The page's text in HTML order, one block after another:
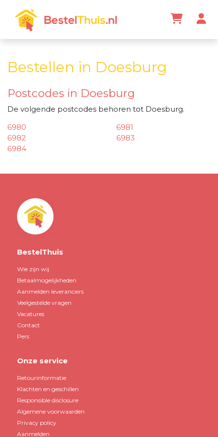
Bestellen in Doesburg
Postcodes in Doesburg
De volgende postcodes behoren tot Doesburg.
6980
6981
6982
6983
6984
BestelThuis
Wie zijn wij
Betaalmogelijkheden
Aanmelden leveranciers
Veelgestelde vragen
Vacatures
Contact
Pers
Onze service
Retourinformatie
Klachten en geschillen
Responsible disclosure
Algemene voorwaarden
Privacy policy
Aanmelden